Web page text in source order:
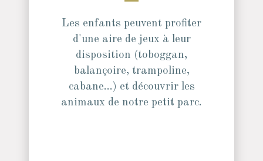
Les enfants peuvent profiter
d'une aire de jeux à leur
disposition (toboggan,
balançoire, trampoline,
cabane...) et découvrir les
animaux de notre petit parc.